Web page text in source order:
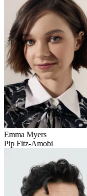
Emma Myers
Pip Fitz-Amobi